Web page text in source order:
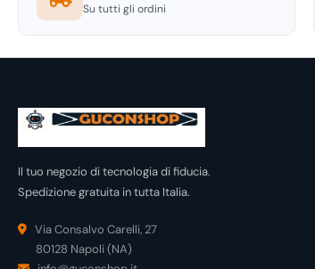
Su tutti gli ordini
Il tuo negozio di tecnologia di fiducia.
Spedizione gratuita in tutta Italia.
Via Consalvo Carelli, 27
80128 Napoli (NA)